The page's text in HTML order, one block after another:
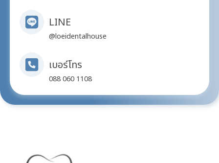
LINE
@loeidentalhouse
เบอร์โทร
088 060 1108